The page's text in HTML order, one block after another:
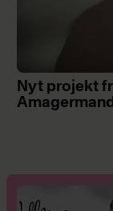
Nyt projekt